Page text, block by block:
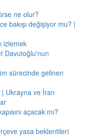
ne olur?
bakışı değişiyor mu? |
izlemek
Davutoğlu'nun
sürecinde gelinen
Ukrayna ve İran
açacak mı?
yasa beklentileri